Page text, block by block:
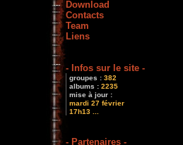
Download
Contacts
Team
Liens
- Infos sur le site -
groupes : 382
albums : 2235
mise à jour :
mardi 27 février
17h13 ...
- Partenaires -